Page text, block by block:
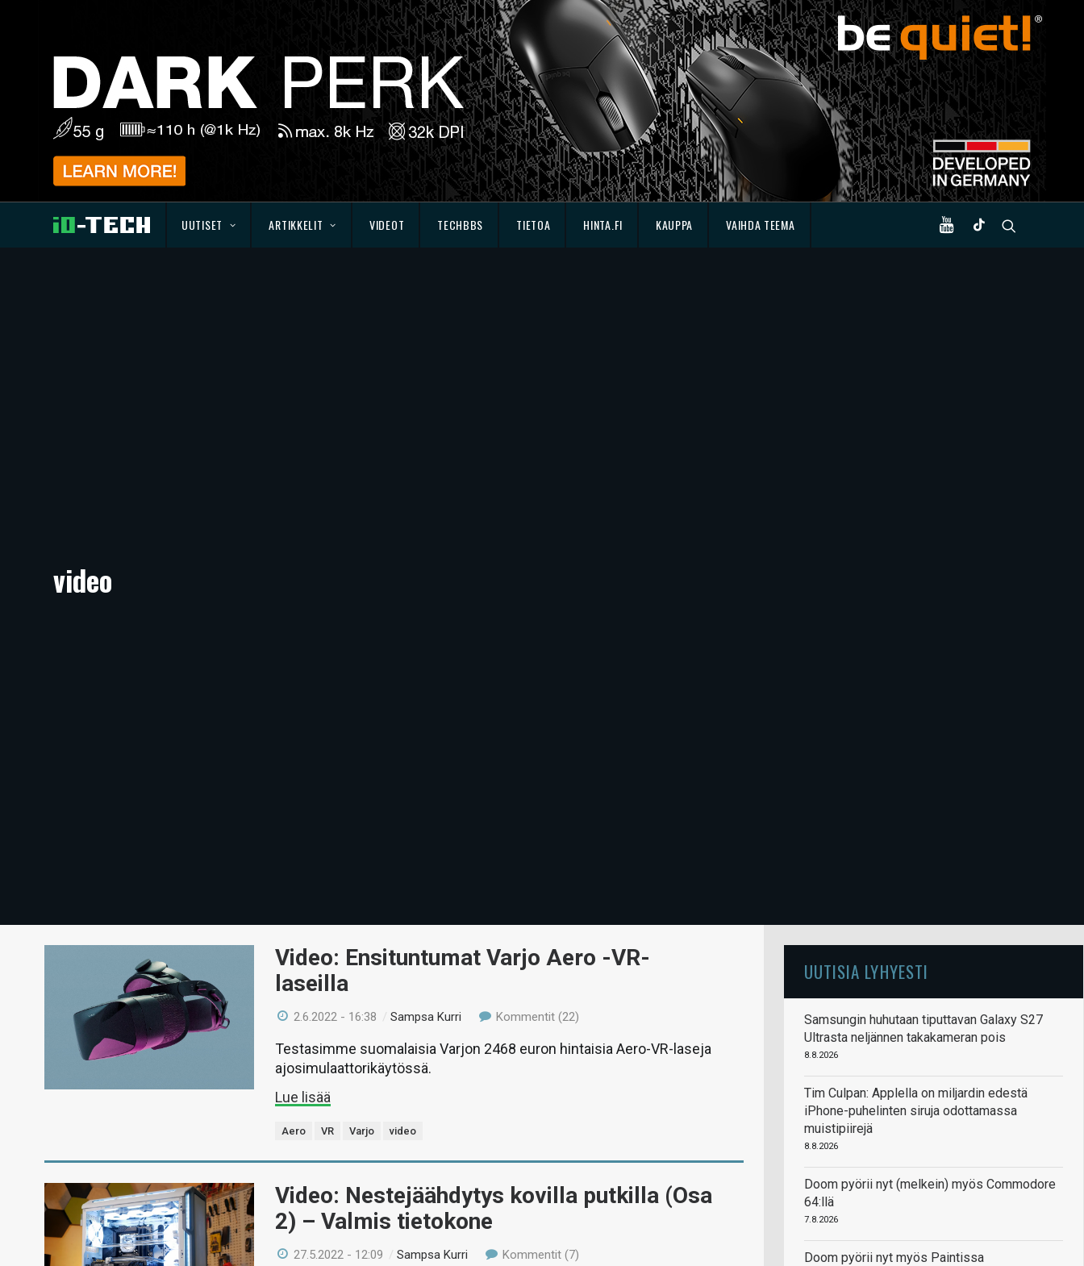
UUTISET ARTIKKELIT VIDEOT TECHBBS TIETOA HINTA.FI KAUPPA VAIHDA TEEMA
video
Video: Ensituntumat Varjo Aero -VR-
laseilla
2.6.2022 - 16:38 /Sampsa Kurri Kommentit (22)
Testasimme suomalaisia Varjon 2468 euron hintaisia Aero-VR-laseja
ajosimulaattorikäytössä.
Lue lisää
Aero VR Varjo video
Video: Nestejäähdytys kovilla putkilla (Osa
2) – Valmis tietokone
27.5.2022 - 12:09 /Sampsa Kurri Kommentit (7)
UUTISIA LYHYESTI
Samsungin huhutaan tiputtavan Galaxy S27
Ultrasta neljännen takakameran pois
8.8.2026
Tim Culpan: Applella on miljardin edestä
iPhone-puhelinten siruja odottamassa
muistipiirejä
8.8.2026
Doom pyörii nyt (melkein) myös Commodore
64:llä
7.8.2026
Doom pyörii nyt myös Paintissa